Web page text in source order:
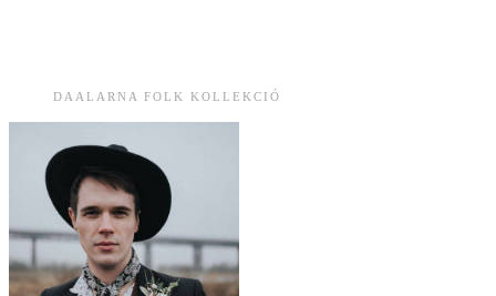
DAALARNA FOLK KOLLEKCIÓ